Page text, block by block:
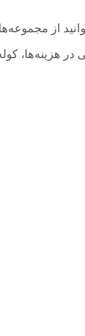
از
در هزینه‌ها،